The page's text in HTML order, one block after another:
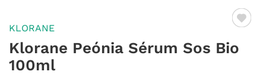
KLORANE
Klorane Peónia Sérum Sos Bio
100ml